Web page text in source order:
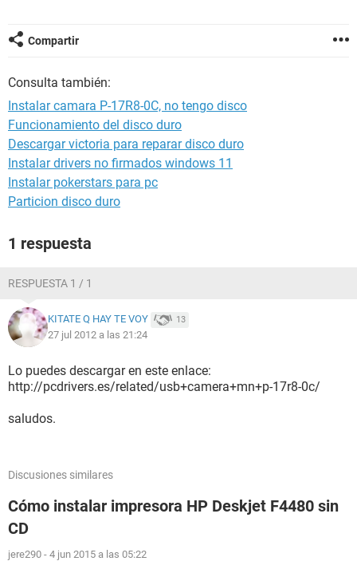
Compartir
Consulta también:
Instalar camara P-17R8-0C, no tengo disco
Funcionamiento del disco duro
Descargar victoria para reparar disco duro
Instalar drivers no firmados windows 11
Instalar pokerstars para pc
Particion disco duro
1 respuesta
RESPUESTA 1 / 1
KITATE Q HAY TE VOY 13
27 jul 2012 a las 21:24
Lo puedes descargar en este enlace:
http://pcdrivers.es/related/usb+camera+mn+p-17r8-0c/
saludos.
Discusiones similares
Cómo instalar impresora HP Deskjet F4480 sin
CD
jere290 - 4 jun 2015 a las 05:22